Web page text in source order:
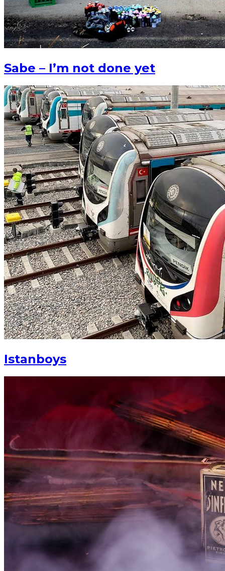
Sabe – I’m not done yet
Istanboys